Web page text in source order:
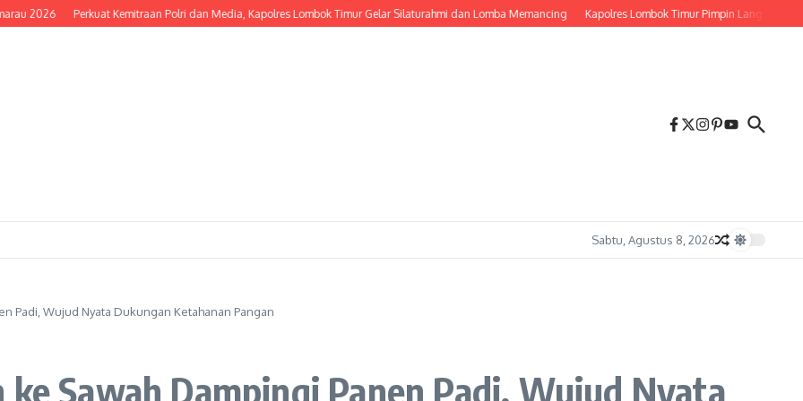
Perkuat Kemitraan Polri dan Media, Kapolres Lombok Timur Gelar Silaturahmi dan Lomba Memancing Kapolres Lombok Timur Pimpin Langsung
Sabtu, Agustus 8, 2026
Padi, Wujud Nyata Dukungan Ketahanan Pangan
Sawah Dampingi Panen Padi, Wujud Nyata